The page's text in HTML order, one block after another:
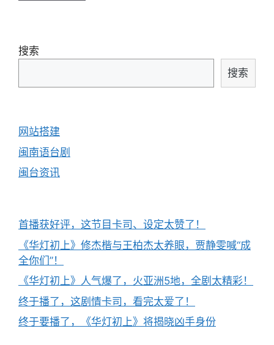
搜索
搜索
网站搭建
闽南语台剧
闽台资讯
首播获好评，这节目卡司、设定太赞了！
《华灯初上》修杰楷与王柏杰太养眼，贾静雯喊“成
全你们”！
《华灯初上》人气爆了，火亚洲5地，全剧太精彩！
终于播了，这剧情卡司，看完太爱了！
终于要播了，《华灯初上》将揭晓凶手身份